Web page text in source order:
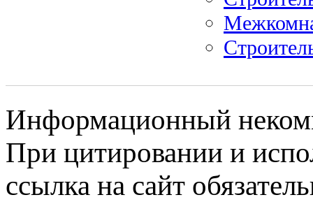
Информационный
При цитировании и
ссылка на сайт